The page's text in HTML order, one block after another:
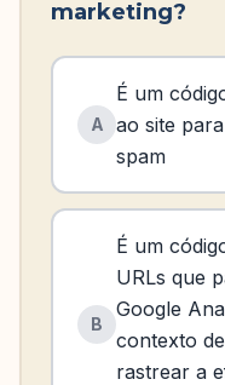
marketing?
A
É um
ao site
spam
B
É um
URLs que
Google
contexto
rastrear a